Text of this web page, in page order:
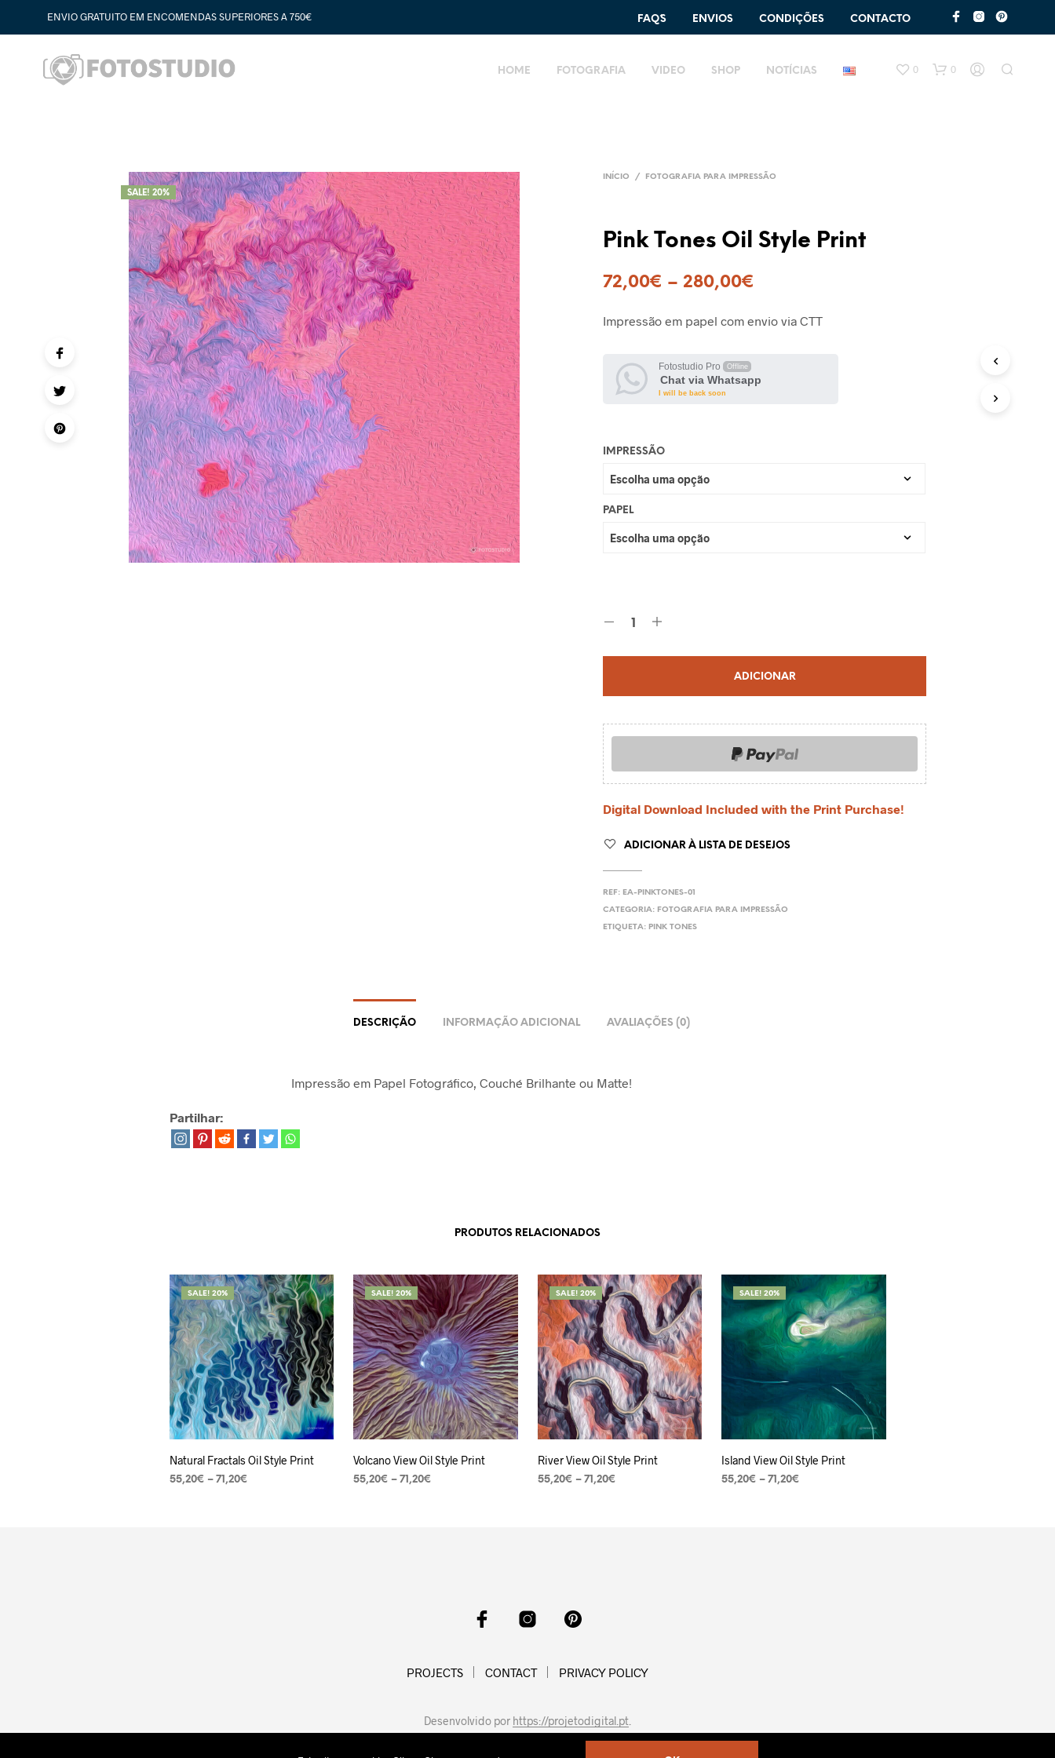
ENVIO GRATUITO EM ENCOMENDAS SUPERIORES A 750€ FAQ´S ENVIOS CONDIÇÕES CONTACTO
HOME FOTOGRAFIA VIDEO SHOP NOTÍCIAS 0 0
SALE! 20%
INÍCIO / FOTOGRAFIA PARA IMPRESSÃO
Pink Tones Oil Style Print
72,00€ – 280,00€
Impressão em papel com envio via CTT
Fotostudio Pro Offline
Chat via Whatsapp
I will be back soon
IMPRESSÃO
PAPEL
ADICIONAR
Digital Download Included with the Print Purchase!
ADICIONAR À LISTA DE DESEJOS
REF: EA-PINKTONES-01
CATEGORIA: FOTOGRAFIA PARA IMPRESSÃO
ETIQUETA: PINK TONES
DESCRIÇÃO INFORMAÇÃO ADICIONAL AVALIAÇÕES (0)
Impressão em Papel Fotográfico, Couché Brilhante ou Matte!
Partilhar:
PRODUTOS RELACIONADOS
SALE! 20%
Natural Fractals Oil Style Print
55,20€ – 71,20€
SALE! 20%
Volcano View Oil Style Print
55,20€ – 71,20€
SALE! 20%
River View Oil Style Print
55,20€ – 71,20€
SALE! 20%
Island View Oil Style Print
55,20€ – 71,20€
PROJECTS CONTACT PRIVACY POLICY
Desenvolvido por https://projetodigital.pt